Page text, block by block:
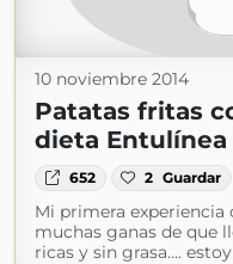
10 noviembre 2014
Patatas fritas
dieta Entulínea
652 2 Guardar
Mi primera experiencia
muchas ganas de que
ricas y sin grasa....